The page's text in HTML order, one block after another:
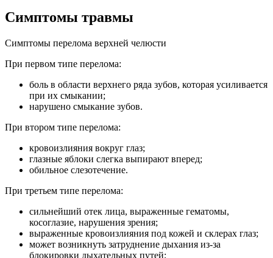
Симптомы травмы
Симптомы перелома верхней челюсти
При первом типе перелома:
боль в области верхнего ряда зубов, которая усиливается
при их смыкании;
нарушено смыкание зубов.
При втором типе перелома:
кровоизлияния вокруг глаз;
глазные яблоки слегка выпирают вперед;
обильное слезотечение.
При третьем типе перелома:
сильнейший отек лица, выраженные гематомы,
косоглазие, нарушения зрения;
выраженные кровоизлияния под кожей и склерах глаз;
может возникнуть затруднение дыхания из-за
блокировки дыхательных путей;